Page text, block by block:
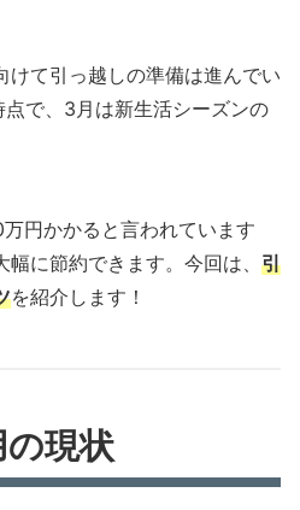
けて引っ越しの準備は進んでい
で、3月は新生活シーズンの
円かかると言われています
に節約できます。今回は、 引
を紹介します！
現状